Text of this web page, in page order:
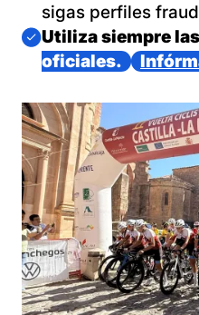
sigas perfiles
Imagen
Utiliza siempre las
oficiales.